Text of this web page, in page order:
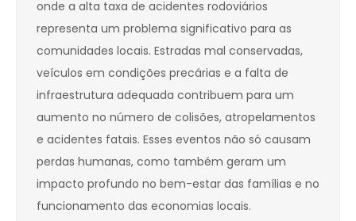
onde a alta taxa de acidentes rodoviários
representa um problema significativo para as
comunidades locais. Estradas mal conservadas,
veículos em condições precárias e a falta de
infraestrutura adequada contribuem para um
aumento no número de colisões, atropelamentos
e acidentes fatais. Esses eventos não só causam
perdas humanas, como também geram um
impacto profundo no bem-estar das famílias e no
funcionamento das economias locais.